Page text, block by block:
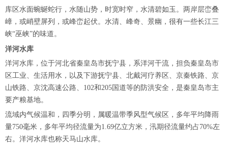
库区水面蜿蜒蛇行，水随山势，时宽时窄，水清碧如玉。两岸层峦叠
嶂，或峭壁屏列，或峰峦起伏。水清、峰奇、景幽，很有一些长江三
峡“巫峡”的味道。
洋河水库
洋河水库，位于河北省秦皇岛市抚宁县，系洋河干流，担负秦皇岛市
区工业、生活用水，以及下游抚宁县、北戴河疗养区、京秦铁路、京
山铁路、京沈高速公路、102和205国道等的防洪安全，是秦皇岛市主
要产粮基地。
流域内气候温和，四季分明，属暖温带季风型气候区，多年平均降雨
量750毫米，多年平均径流量为1.69亿立方米，汛期径流量约占70%左
右。洋河水库也称天马山水库。